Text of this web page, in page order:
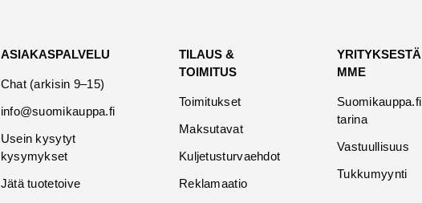
ASIAKASPALVELU
Chat (arkisin 9–15)
info@suomikauppa.fi
Usein kysytyt
kysymykset
Jätä tuotetoive
TILAUS &
TOIMITUS
Toimitukset
Maksutavat
Kuljetusturvaehdot
Reklamaatio
YRITYKSESTÄ
MME
Suomikauppa.fi
tarina
Vastuullisuus
Tukkumyynti